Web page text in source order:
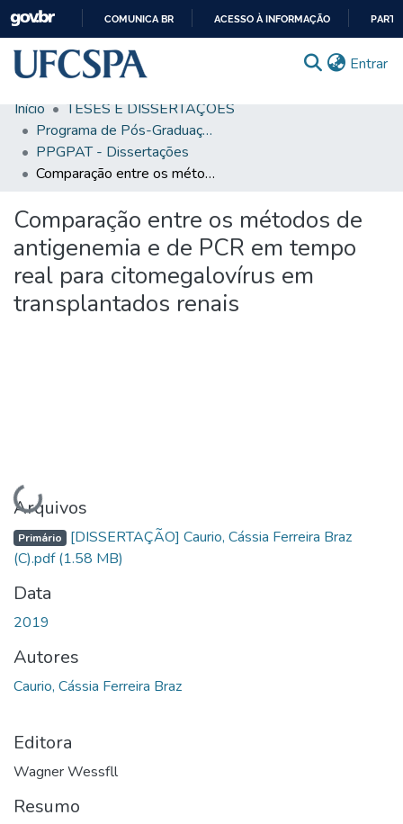
CONTEÚDO
COMUNICA BR ACESSO À INFORMAÇÃO
Entrar
Comunidades & Coleções
Busca Facetada
Autoarquivamento
Sobre o RI-UFCSPA
FAQ
Início
TESES E DISSERTAÇÕES
Programa de Pós-Graduação em Patologia
PPGPAT - Dissertações
Comparação entre os métodos de antigenemia e de PCR em tempo real para citomegalovírus em transplantados renais
Comparação entre os métodos de
antigenemia e de PCR em tempo
real para citomegalovírus em
transplantados renais
Carregando...
Arquivos
Primário [DISSERTAÇÃO] Caurio, Cássia Ferreira Braz
(C).pdf(1.58 MB)
Data
2019
Autores
Caurio, Cássia Ferreira Braz
Editora
Wagner Wessfll
Resumo